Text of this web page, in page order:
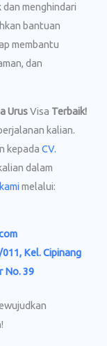
menghindari
bantuan
membantu
dan
UrusVisa Terbaik!
kalian.
kepada CV.
dalam
melalui:
Kel. Cipinang
No. 39